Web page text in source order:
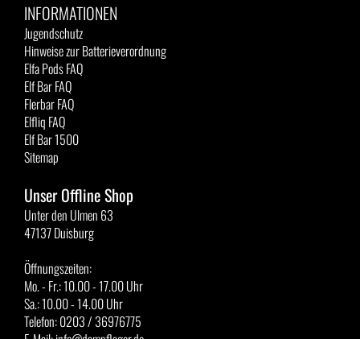
INFORMATIONEN
Jugendschutz
Hinweise zur Batterieverordnung
Elfa Pods FAQ
Elf Bar FAQ
Flerbar FAQ
Elfliq FAQ
Elf Bar 1500
Sitemap
Unser Offline Shop
Unter den Ulmen 63
47137 Duisburg
Öffnungszeiten:
Mo. - Fr.: 10.00 - 17.00 Uhr
Sa.: 10.00 - 14.00 Uhr
Telefon: 0203 / 36976775